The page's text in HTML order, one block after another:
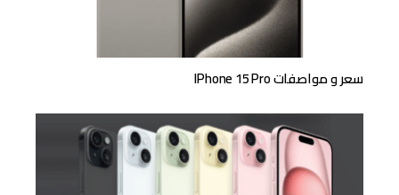
سعر و مواصفات IPhone 15 Pro